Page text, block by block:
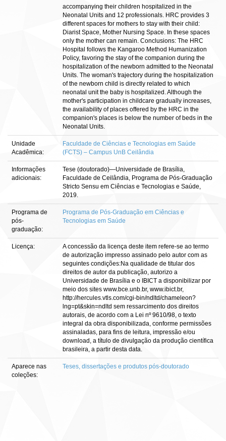
accompanying their children hospitalized in the
Neonatal Units and 12 professionals. HRC provides 3
different spaces for mothers to stay with their child:
Diarist Space, Mother Nursing Space. In these spaces
only the mother can remain. Conclusions: The HRC
Hospital follows the Kangaroo Method Humanization
Policy, favoring the stay of the companion during the
hospitalization of the newborn admitted to the Neonatal
Units. The woman's trajectory during the hospitalization
of the newborn child is directly related to which
neonatal unit the baby is hospitalized. Although the
mother's participation in childcare gradually increases,
the availability of places offered by the HRC in the
companion's places is below the number of beds in the
Neonatal Units.
Unidade
Acadêmica:
Faculdade de Ciências e Tecnologias em Saúde
(FCTS) – Campus UnB Ceilândia
Informações
adicionais:
Tese (doutorado)—Universidade de Brasília,
Faculdade de Ceilândia, Programa de Pós-Graduação
Stricto Sensu em Ciências e Tecnologias e Saúde,
2019.
Programa de
pós-
graduação:
Programa de Pós-Graduação em Ciências e
Tecnologias em Saúde
Licença:
A concessão da licença deste item refere-se ao termo
de autorização impresso assinado pelo autor com as
seguintes condições:Na qualidade de titular dos
direitos de autor da publicação, autorizo a
Universidade de Brasília e o IBICT a disponibilizar por
meio dos sites www.bce.unb.br, www.ibict.br,
http://hercules.vtls.com/cgi-bin/ndltd/chameleon?
lng=pt&skin=ndltd sem ressarcimento dos direitos
autorais, de acordo com a Lei nº 9610/98, o texto
integral da obra disponibilizada, conforme permissões
assinaladas, para fins de leitura, impressão e/ou
download, a título de divulgação da produção científica
brasileira, a partir desta data.
Aparece nas
coleções:
Teses, dissertações e produtos pós-doutorado